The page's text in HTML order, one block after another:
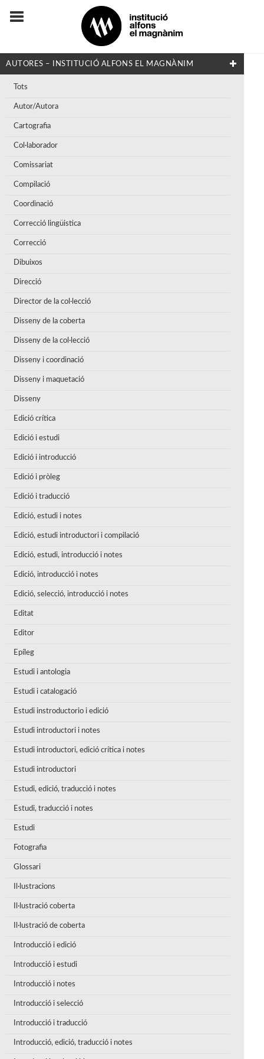
AUTORES – INSTITUCIÓ ALFONS EL MAGNÀNIM
Tots
Autor/Autora
Cartografia
Col·laborador
Comissariat
Compilació
Coordinació
Correcció lingüistica
Correcció
Dibuixos
Direcció
Director de la col·lecció
Disseny de la coberta
Disseny de la col·lecció
Disseny i coordinació
Disseny i maquetació
Disseny
Edició crítica
Edició i estudi
Edició i introducció
Edició i pròleg
Edició i traducció
Edició, estudi i notes
Edició, estudi introductori i compilació
Edició, estudi, introducció i notes
Edició, introducció i notes
Edició, selecció, introducció i notes
Editat
Editor
Epíleg
Estudi i antologia
Estudi i catalogació
Estudi instroductorio i edició
Estudi introductori i notes
Estudi introductori, edició crítica i notes
Estudi introductori
Estudi, edició, traducció i notes
Estudi, traducció i notes
Estudi
Fotografia
Glossari
Il·lustracions
Il·lustració coberta
Il·lustració de coberta
Introducció i edició
Introducció i estudi
Introducció i notes
Introducció i selecció
Introducció i traducció
Introducció, edició, traducció i notes